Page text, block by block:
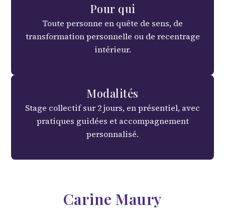
Pour qui
Toute personne en quête de sens, de
transformation personnelle ou de recentrage
intérieur.
Modalités
Stage collectif sur 2 jours, en présentiel, avec
pratiques guidées et accompagnement
personnalisé.
Carine Maury